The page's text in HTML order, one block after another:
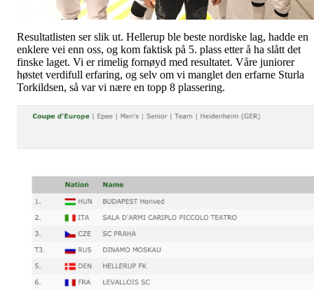
Resultatlisten ser slik ut. Hellerup ble beste nordiske lag, hadde en
enklere vei enn oss, og kom faktisk på 5. plass etter å ha slått det
finske laget. Vi er rimelig fornøyd med resultatet. Våre juniorer
høstet verdifull erfaring, og selv om vi manglet den erfarne Sturla
Torkildsen, så var vi nære en topp 8 plassering.